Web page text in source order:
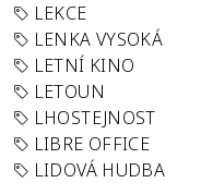
LEKCE
LENKA VYSOKÁ
LETNÍ KINO
LETOUN
LHOSTEJNOST
LIBRE OFFICE
LIDOVÁ HUDBA